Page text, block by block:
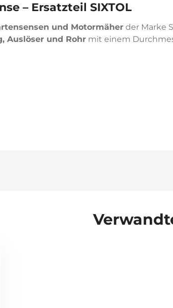
– Ersatzteil SIXTOL
und Motormäher der Marke
Auslöser und Rohr mit einem